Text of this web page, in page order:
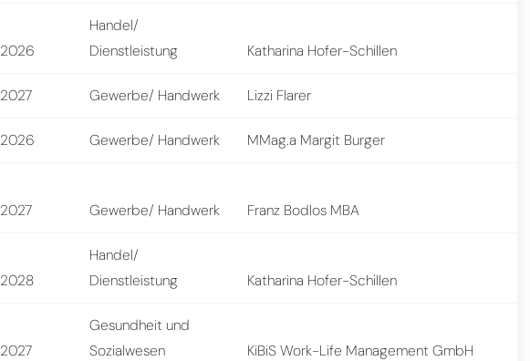
2026
Handel/
Dienstleistung
Katharina Hofer-Schillen
2027 Gewerbe/ Handwerk Lizzi Flarer
2026 Gewerbe/ Handwerk MMag.a Margit Burger
2027 Gewerbe/ Handwerk Franz Bodlos MBA
2028
Handel/
Dienstleistung
Katharina Hofer-Schillen
2027
Gesundheit und
Sozialwesen
KiBiS Work-Life Management GmbH